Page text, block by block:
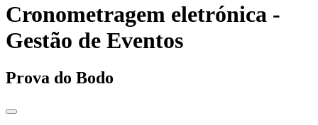
Cronometragem eletrónica -
Gestão de Eventos
Prova do Bodo